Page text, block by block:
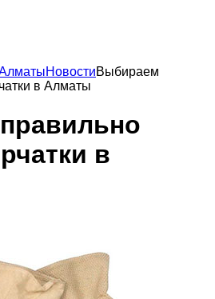
НовостиВыбираем
в Алматы
в